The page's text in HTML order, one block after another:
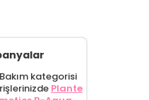
kategorisi
Plante